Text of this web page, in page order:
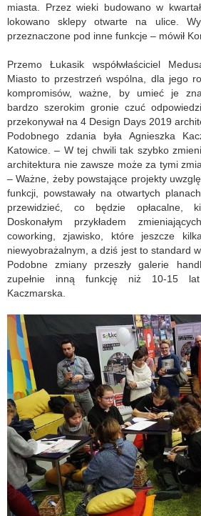
miasta. Przez wieki budowano w
lokowano sklepy otwarte na ulice.
przeznaczone pod inne funkcje – mówił
Przemo Łukasik współwłaściciel
Miasto to przestrzeń wspólna, dla jego
kompromisów, ważne, by umieć je
bardzo szerokim gronie czuć
przekonywał na 4 Design Days 2019
Podobnego zdania była Agnieszka
Katowice. – W tej chwili tak szybko
architektura nie zawsze może za tymi
– Ważne, żeby powstające projekty
funkcji, powstawały na otwartych
przewidzieć, co będzie opłacalne,
Doskonałym przykładem
coworking, zjawisko, które jeszcze
niewyobrażalnym, a dziś jest to standard
Podobne zmiany przeszły galerie
zupełnie inną funkcję niż 10-15 lat
Kaczmarska.